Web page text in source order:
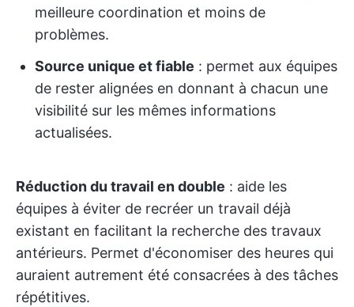
meilleure coordination et moins de
problèmes.
Source unique et fiable : permet aux équipes
de rester alignées en donnant à chacun une
visibilité sur les mêmes informations
actualisées.
Réduction du travail en double : aide les
équipes à éviter de recréer un travail déjà
existant en facilitant la recherche des travaux
antérieurs. Permet d'économiser des heures qui
auraient autrement été consacrées à des tâches
répétitives.